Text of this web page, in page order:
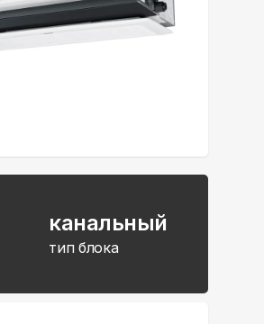
канальный
тип блока